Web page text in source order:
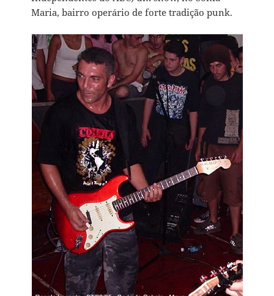
Maria, bairro operário de forte tradição punk.